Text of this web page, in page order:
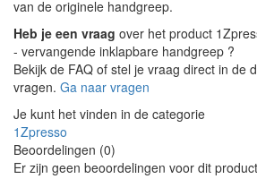
van de originele handgreep.
Heb je een vraag over het product
- vervangende inklapbare handgreep ?
Bekijk de FAQ of stel je vraag direct in de
vragen. Ga naar vragen
Je kunt het vinden in de categorie
1Zpresso
Beoordelingen (0)
Er zijn geen beoordelingen voor dit